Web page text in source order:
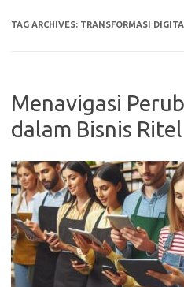
TAG ARCHIVES: TRANSFORMASI
Menavigasi
dalam Bisnis Ritel